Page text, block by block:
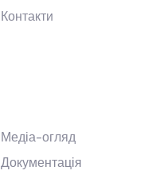
Контакти
Медіа-огляд
Документація